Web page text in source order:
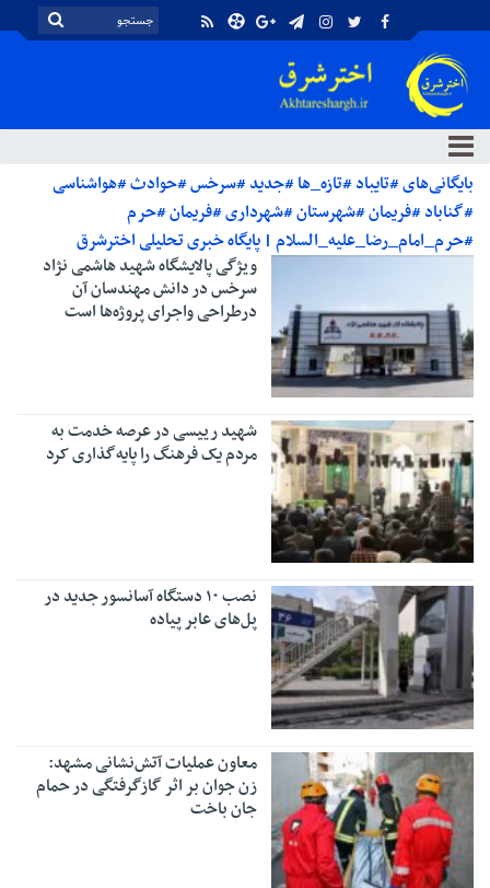
بایگانی‌های #تایباد #تازه_ها #جدید #سرخس #حوادث #هواشناسی
#گناباد #فریمان #شهرستان #شهرداری #فریمان #حرم
#حرم_امام_رضا_علیه_السلام | پایگاه خبری تحلیلی اخترشرق
ویژگی پالایشگاه شهید هاشمی نژاد
سرخس در دانش مهندسان آن
درطراحی واجرای پروژه‌ها است
شهید رییسی در عرصه خدمت به
مردم یک فرهنگ را پایه‌گذاری کرد
نصب ۱۰ دستگاه آسانسور جدید در
پل‌های عابر پیاده
معاون عملیات آتش‌نشانی مشهد:
زن جوان بر اثر گازگرفتگی در حمام
جان باخت